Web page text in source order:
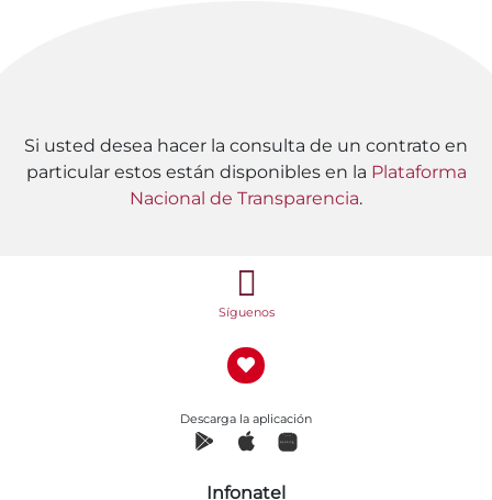
Si usted desea hacer la consulta de un contrato en
particular estos están disponibles en la Plataforma
Nacional de Transparencia.
Síguenos
Descarga la aplicación
Infonatel